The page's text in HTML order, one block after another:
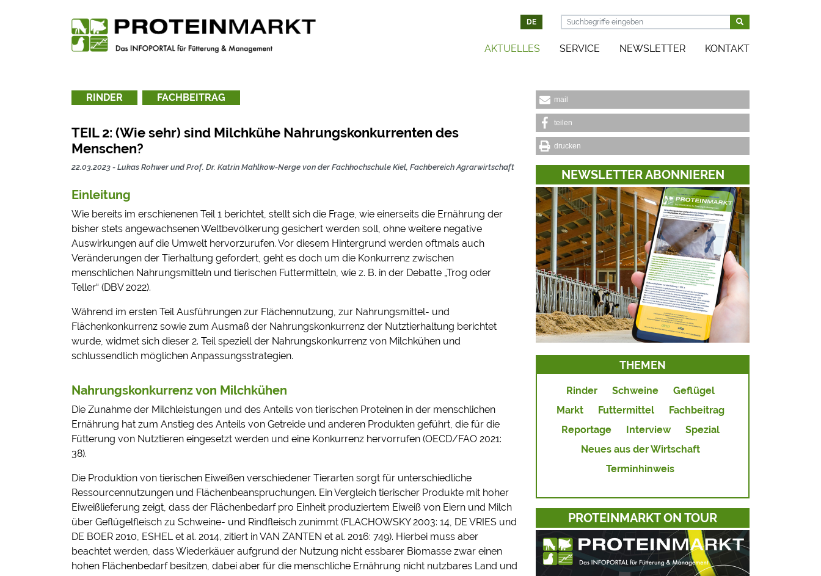
DE
AKTUELLES SERVICE NEWSLETTER KONTAKT
TEIL 2: (Wie sehr) sind Milchkühe Nahrungskonkurrenten des Menschen?
RINDER FACHBEITRAG
TEIL 2: (Wie sehr) sind Milchkühe Nahrungskonkurrenten des
Menschen?
22.03.2023 - Lukas Rohwer und Prof. Dr. Katrin Mahlkow-Nerge von der Fachhochschule Kiel, Fachbereich Agrarwirtschaft
Einleitung
Wie bereits im erschienenen Teil 1 berichtet, stellt sich die Frage, wie einerseits die Ernährung der
bisher stets angewachsenen Weltbevölkerung gesichert werden soll, ohne weitere negative
Auswirkungen auf die Umwelt hervorzurufen. Vor diesem Hintergrund werden oftmals auch
Veränderungen der Tierhaltung gefordert, geht es doch um die Konkurrenz zwischen
menschlichen Nahrungsmitteln und tierischen Futtermitteln, wie z. B. in der Debatte „Trog oder
Teller“ (DBV 2022).
Während im ersten Teil Ausführungen zur Flächennutzung, zur Nahrungsmittel- und
Flächenkonkurrenz sowie zum Ausmaß der Nahrungskonkurrenz der Nutztierhaltung berichtet
wurde, widmet sich dieser 2. Teil speziell der Nahrungskonkurrenz von Milchkühen und
schlussendlich möglichen Anpassungsstrategien.
Nahrungskonkurrenz von Milchkühen
Die Zunahme der Milchleistungen und des Anteils von tierischen Proteinen in der menschlichen
Ernährung hat zum Anstieg des Anteils von Getreide und anderen Produkten geführt, die für die
Fütterung von Nutztieren eingesetzt werden und eine Konkurrenz hervorrufen (OECD/FAO 2021:
38).
Die Produktion von tierischen Eiweißen verschiedener Tierarten sorgt für unterschiedliche
Ressourcennutzungen und Flächenbeanspruchungen. Ein Vergleich tierischer Produkte mit hoher
Eiweißlieferung zeigt, dass der Flächenbedarf pro Einheit produziertem Eiweiß von Eiern und Milch
über Geflügelfleisch zu Schweine- und Rindfleisch zunimmt (FLACHOWSKY 2003: 14, DE VRIES und
DE BOER 2010, ESHEL et al. 2014, zitiert in VAN ZANTEN et al. 2016: 749). Hierbei muss aber
beachtet werden, dass Wiederkäuer aufgrund der Nutzung nicht essbarer Biomasse zwar einen
hohen Flächenbedarf besitzen, dabei aber für die menschliche Ernährung nicht nutzbares Land und
mail
teilen
drucken
NEWSLETTER ABONNIEREN
THEMEN
Rinder Schweine
Geflügel
Markt
Futtermittel
Fachbeitrag
Reportage
Interview
Spezial
Neues aus der Wirtschaft
Terminhinweis
PROTEINMARKT ON TOUR